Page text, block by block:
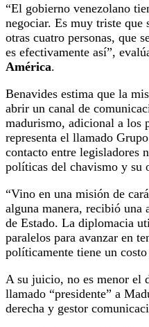
“El gobierno venezolano
negociar. Es muy triste que
otras cuatro personas, que
es efectivamente así”,
América.
Benavides estima que la
abrir un canal de
madurismo, adicional a los
representa el llamado
contacto entre legisladores
políticas del chavismo y su
“Vino en una misión de
alguna manera, recibió una
de Estado. La diplomacia
paralelos para avanzar en
políticamente tiene un
A su juicio, no es menor el
llamado “presidente” a
derecha y gestor